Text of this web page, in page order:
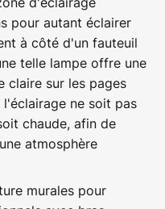
pour autant éclairer
à côté d'un fauteuil
telle lampe offre une
claire sur les pages
ne soit pas
chaude, afin de
atmosphère
murales pour